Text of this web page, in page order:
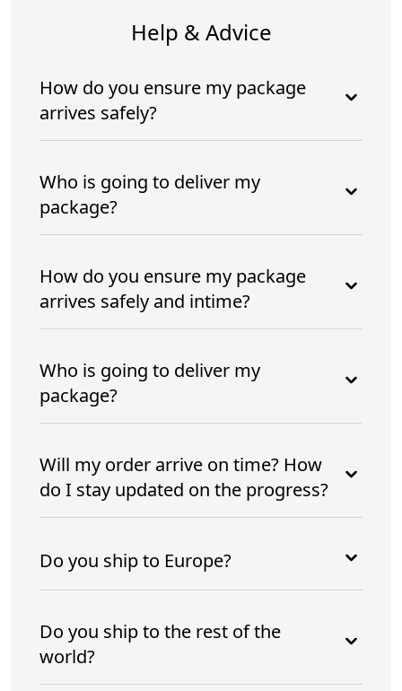
Help & Advice
How do you ensure my package
arrives safely?
Who is going to deliver my
package?
How do you ensure my package
arrives safely and intime?
Who is going to deliver my
package?
Will my order arrive on time? How
do I stay updated on the progress?
Do you ship to Europe?
Do you ship to the rest of the
world?